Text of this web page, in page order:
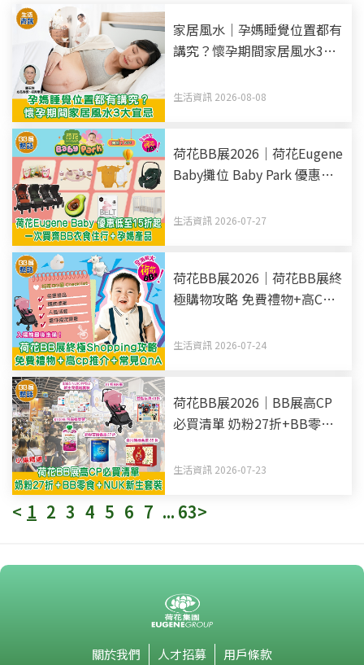
家居風水｜孕媽睡覺位置都有
講究？懷孕期間家居風水3大
生活資訊 2026-08-08
荷花BB展2026｜荷花Eugene
Baby攤位 Baby Park 優惠低
行+孕媽產品
生活資訊 2026-07-27
荷花BB展2026｜荷花BB展終
極購物攻略 免費禮物+高CP
備！
生活資訊 2026-07-24
荷花BB展2026｜BB展高CP
必買清單 奶粉27折+BB零食
生活資訊 2026-07-23
< 1 2 3 4 5 6 7 ... 63>
關於我們 人才招募 用戶條款